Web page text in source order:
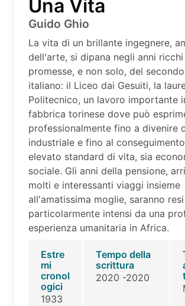
Una Vita
Guido Ghio
La vita di un brillante ingegnere,
dell'arte, si dipana negli anni
promesse, e non solo, del
italiano: il Liceo dai Gesuiti, la
Politecnico, un lavoro importante
fabbrica torinese dove può
professionalmente fino a divenire
industriale e fino al
elevato standard di vita, sia
sociale. Gli anni della pensione,
molti e interessanti viaggi insieme
all'amatissima moglie, saranno resi
particolarmente intensi da una
esperienza umanitaria in Africa.
Estre
mi
cronol
ogici
1933
Tempo della
scrittura
2020 -2020